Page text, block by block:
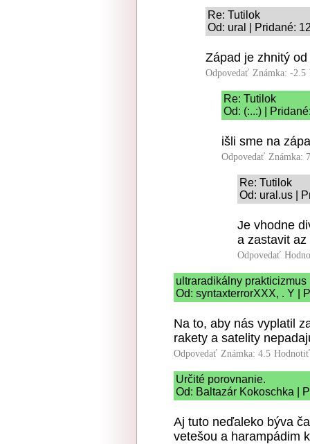
Re: Tutilok
Od: ural | Pridané:
Západ je zhnitý
Odpovedať Známka: -2.5
Re: Tutilok
Od: (:..:) |
išli sme na
Odpovedať Známka:
Re: Tutilok
Od: ural.us |
Je vhodne
a zastavit
Odpovedať
ultraradikálny prakticizmus
Od: syntaxterrorXXX, . Y |
Na to, aby nás vyplatil
rakety a satelity
Odpovedať Známka: 4.5
Určité porovnanie.
Od: Baltazár Kokoschka |
Aj tuto neďaleko býva
vetešou a harampádim